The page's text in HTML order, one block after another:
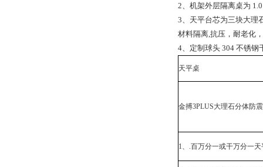
2、机架外层隔离桌为
3、天平台芯为三块大理
材料隔离,抗压，耐老化
4、定制球头 304 不锈
天平桌
金搏3PLUS大理石分体防
1、.百万分一或干万分一